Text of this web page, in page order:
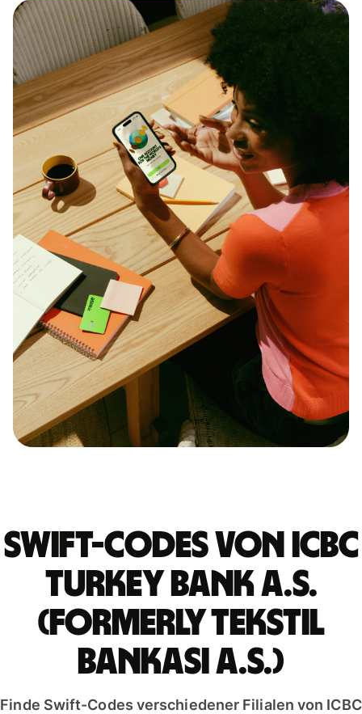
Swift-Codes von ICBC
TURKEY BANK A.S.
(FORMERLY TEKSTIL
BANKASI A.S.)
Finde Swift-Codes verschiedener Filialen von ICBC